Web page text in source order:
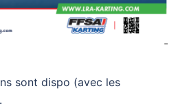
sont dispo (avec les